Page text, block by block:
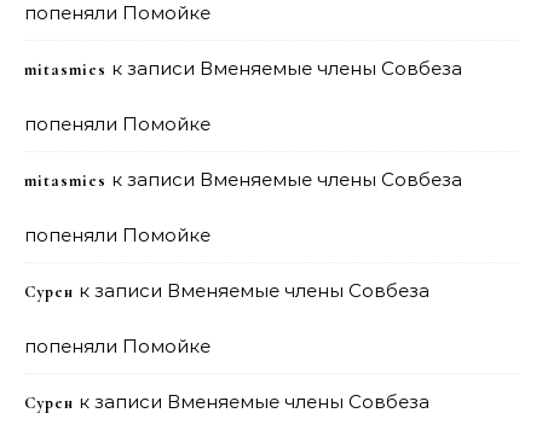
попеняли Помойке
mitasmies к записи Вменяемые члены Совбеза
попеняли Помойке
mitasmies к записи Вменяемые члены Совбеза
попеняли Помойке
Сурен к записи Вменяемые члены Совбеза
попеняли Помойке
Сурен к записи Вменяемые члены Совбеза